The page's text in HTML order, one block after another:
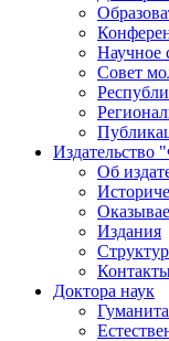
Научное
Совет
Издательство
Об
Издания
Доктора наук